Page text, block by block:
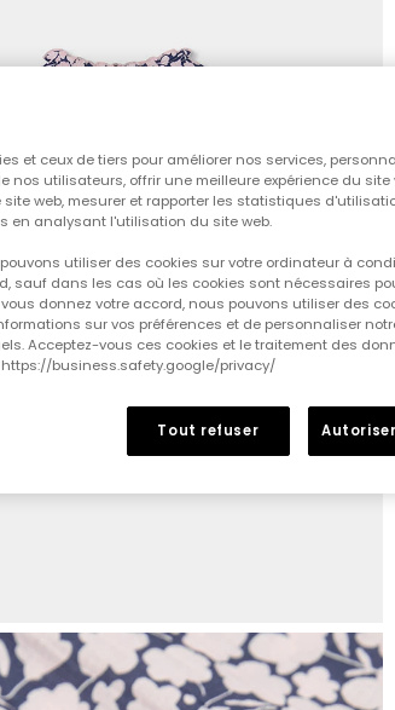
et ceux de tiers pour améliorer nos services,
nos utilisateurs, offrir une meilleure expérience du site
web, mesurer et rapporter les statistiques
en analysant l'utilisation du site web.
utiliser des cookies sur votre ordinateur à
sauf dans les cas où les cookies sont nécessaires
donnez votre accord, nous pouvons utiliser des
sur vos préférences et de personnaliser
Acceptez-vous ces cookies et le traitement des
business.safety.google/privacy/
Tout refuser